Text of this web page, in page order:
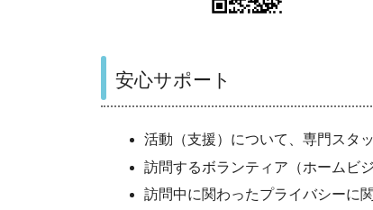
安心サポート
活動（支援）について、専門スタ
訪問するボランティア（ホームビ
訪問中に関わったプライバシーに